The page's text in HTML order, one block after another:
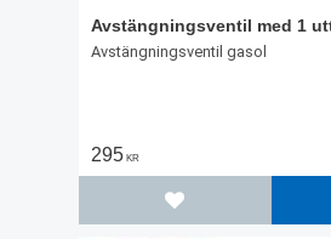
Avstängningsventil med 1
Avstängningsventil gasol
295KR
Lägg till i favoriter